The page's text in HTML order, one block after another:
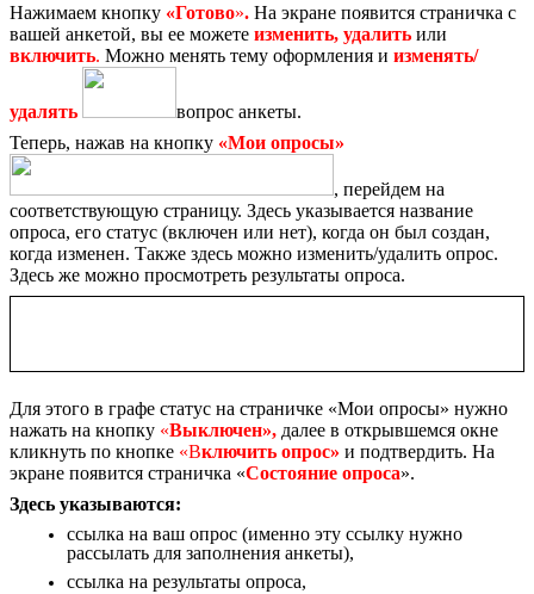
Нажимаем кнопку «Готово». На экране появится страничка с
вашей анкетой, вы ее можете изменить, удалить или
включить. Можно менять тему оформления и изменять/
удалять
вопрос анкеты.
Теперь, нажав на кнопку «Мои опросы»
, перейдем на
соответствующую страницу. Здесь указывается название
опроса, его статус (включен или нет), когда он был создан,
когда изменен. Также здесь можно изменить/удалить опрос.
Здесь же можно просмотреть результаты опроса.
Для этого в графе статус на страничке «Мои опросы» нужно
нажать на кнопку «Выключен», далее в открывшемся окне
кликнуть по кнопке «Включить опрос» и подтвердить. На
экране появится страничка «Состояние опроса».
Здесь указываются:
ссылка на ваш опрос (именно эту ссылку нужно
рассылать для заполнения анкеты),
ссылка на результаты опроса,